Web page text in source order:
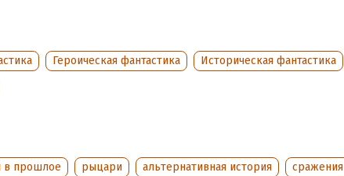
Героическая фантастика
Историческая фантастика
в прошлое рыцари альтернативная история
сражения